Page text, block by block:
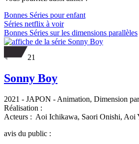
Bonnes Séries pour enfant
Séries netflix à voir
Bonnes Séries sur les dimensions parallèles
21
Sonny Boy
2021 - JAPON - Animation, Dimension
Réalisation :
Acteurs : Aoi Ichikawa, Saori Onishi, Aoi
avis du public :